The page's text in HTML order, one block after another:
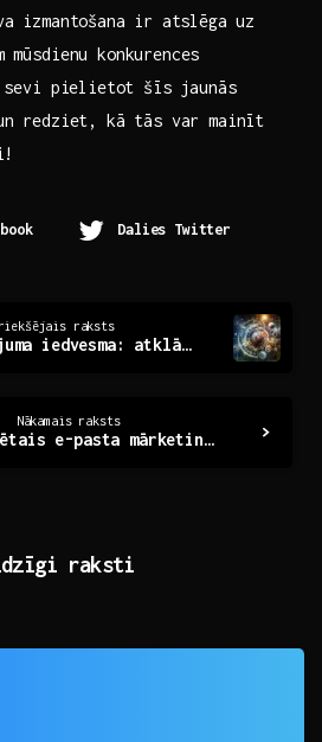
izmantošana ir⁢ atslēga uz
mūsdienu ‍konkurences
pielietot šīs jaunās‍
redziet, kā tās var mainīt
Dalies Twitter
raksts
Radoša ceļojuma iedvesma: atklājot pasaules noslēpumus
Nākamais raksts
Automatizētais e-pasta mārketings: Efektīvs risinājums uzņēmumiem
raksti